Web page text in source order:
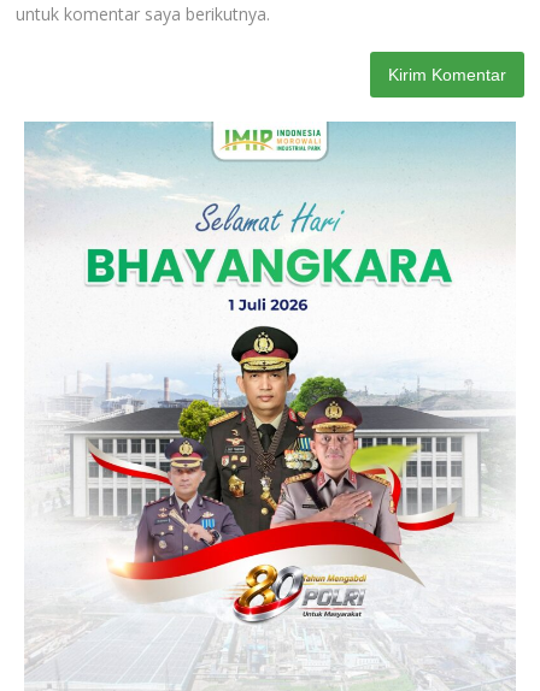
untuk komentar saya berikutnya.